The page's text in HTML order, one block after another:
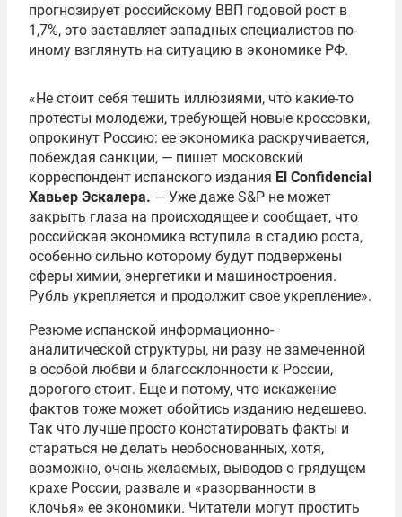
прогнозирует российскому ВВП годовой рост в
1,7%, это заставляет западных специалистов по-
иному взглянуть на ситуацию в экономике РФ.
«Не стоит себя тешить иллюзиями, что какие-то
протесты молодежи, требующей новые кроссовки,
опрокинут Россию: ее экономика раскручивается,
побеждая санкции, — пишет московский
корреспондент испанского издания El Confidencial
Хавьер Эскалера. — Уже даже S&P не может
закрыть глаза на происходящее и сообщает, что
российская экономика вступила в стадию роста,
особенно сильно которому будут подвержены
сферы химии, энергетики и машиностроения.
Рубль укрепляется и продолжит свое укрепление».
Резюме испанской информационно-
аналитической структуры, ни разу не замеченной
в особой любви и благосклонности к России,
дорогого стоит. Еще и потому, что искажение
фактов тоже может обойтись изданию недешево.
Так что лучше просто констатировать факты и
стараться не делать необоснованных, хотя,
возможно, очень желаемых, выводов о грядущем
крахе России, развале и «разорванности в
клочья» ее экономики. Читатели могут простить